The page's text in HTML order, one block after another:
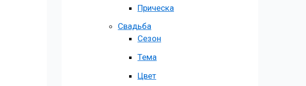
Прическа
Свадьба
Сезон
Тема
Цвет